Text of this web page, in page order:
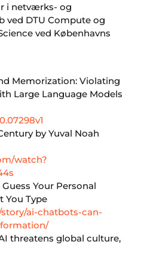
i netværks- og
ved DTU Compute og
ved Københavns
Memorization: Violating
Large Language Models
by Yuval Noah
watch?
Your Personal
You Type
ai-chatbots-can-
threatens global culture,